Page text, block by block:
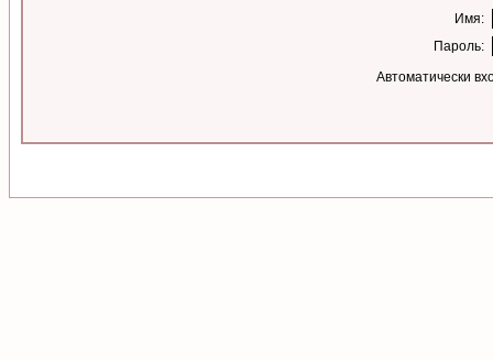
Имя:
Пароль:
Автоматически